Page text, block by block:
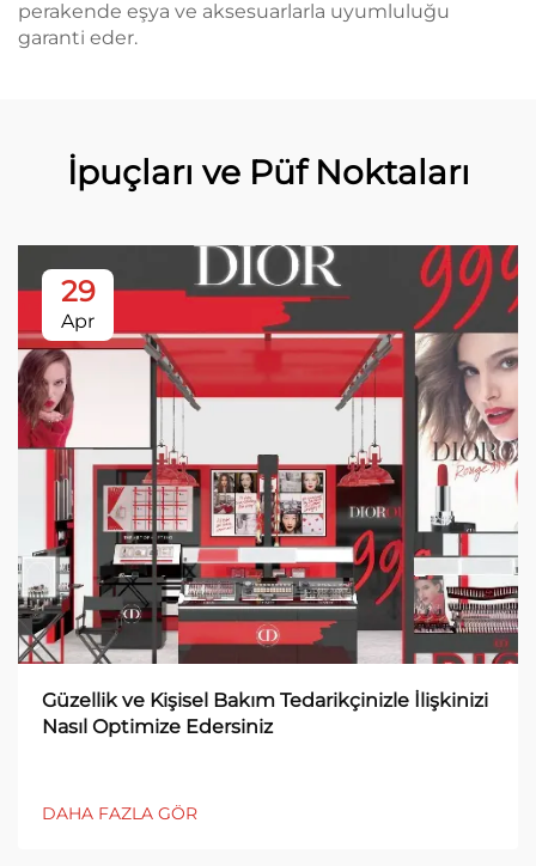
perakende eşya ve aksesuarlarla uyumluluğu
garanti eder.
İpuçları ve Püf Noktaları
29
Apr
Güzellik ve Kişisel Bakım Tedarikçinizle İlişkinizi
Nasıl Optimize Edersiniz
DAHA FAZLA GÖR